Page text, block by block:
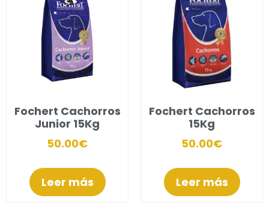
Fochert Cachorros
Junior 15Kg
50.00€
Leer más
Fochert Cachorros
15Kg
50.00€
Leer más